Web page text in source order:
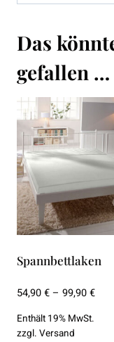
Das
gefallen …
Spannbettlaken
54,90€– 99,90€
Enthält 19% MwSt.
zzgl. Versand